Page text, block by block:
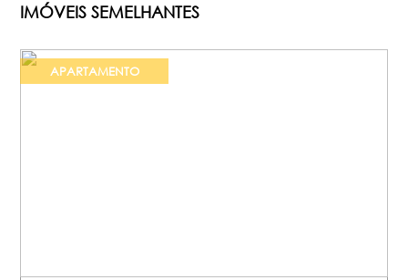
IMÓVEIS SEMELHANTES
APARTAMENTO